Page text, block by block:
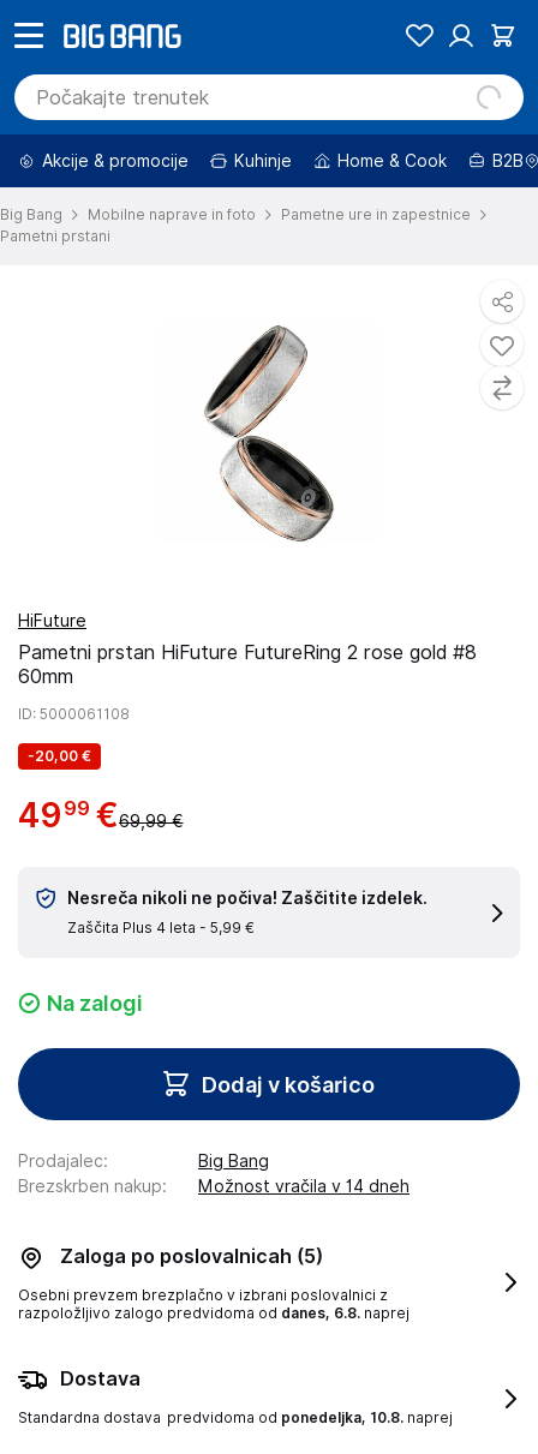
Akcije & promocije Kuhinje Home & Cook B2B
Big Bang Mobilne naprave in foto
Pametne ure in zapestnice
Pametni prstani
HiFuture
Pametni prstan HiFuture FutureRing 2 rose gold #8
60mm
ID: 5000061108
-20,00 €
49 99 €69,99 €
Nesreča nikoli ne počiva! Zaščitite izdelek.
Zaščita Plus 4 leta - 5,99 €
Na zalogi
Dodaj v košarico
Prodajalec:
Big Bang
Brezskrben nakup: Možnost vračila v 14 dneh
Zaloga po poslovalnicah (5)
Osebni prevzem brezplačno v izbrani poslovalnici z
razpoložljivo zalogo predvidoma od danes, 6.8. naprej
Dostava
Standardna dostava predvidoma od ponedeljka, 10.8. naprej